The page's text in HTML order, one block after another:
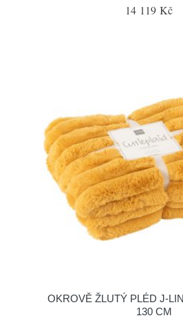
14 119 Kč
OKROVĚ ŽLUTÝ PLÉD J-
130 CM